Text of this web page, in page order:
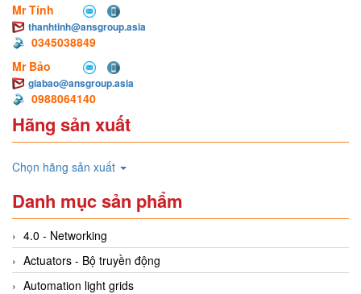
Mr Tính
thanhtinh@ansgroup.asia
0345038849
Mr Bảo
giabao@ansgroup.asia
0988064140
Hãng sản xuất
Chọn hãng sản xuất
Danh mục sản phẩm
4.0 - Networking
Actuators - Bộ truyền động
Automation light grids